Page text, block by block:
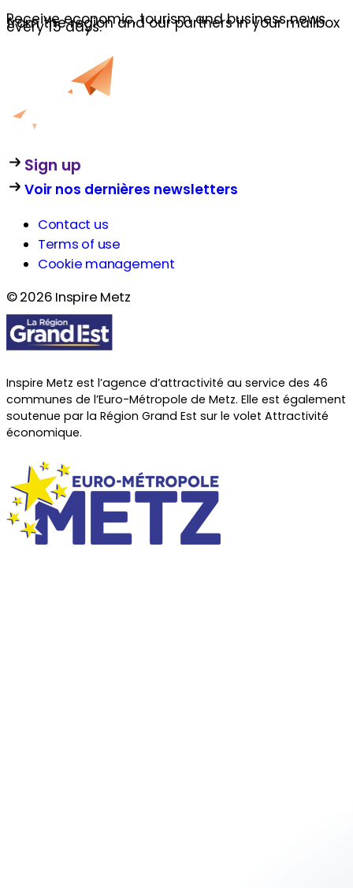
Receive economic, tourism and business news
from the region and our partners in your mailbox
every 15 days.
Sign up
Voir nos dernières newsletters
Contact us
Terms of use
Cookie management
© 2026 Inspire Metz
Inspire Metz est l’agence d’attractivité au service des 46
communes de l’Euro-Métropole de Metz. Elle est également
soutenue par la Région Grand Est sur le volet Attractivité
économique.